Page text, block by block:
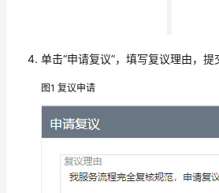
单击“申请复议”，填写复议理由，提
图1复议申请